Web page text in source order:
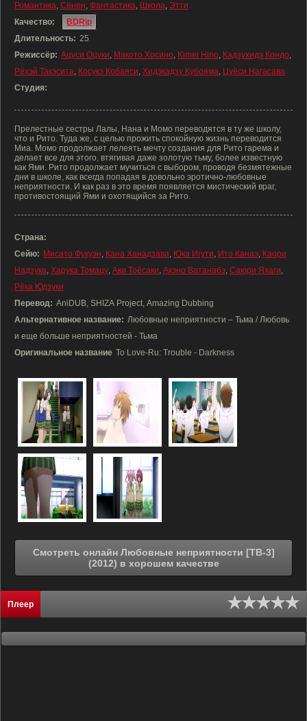
Романтика, Сёнен, Фантастика, Школа, Этти
Качество:
BDRip
Длительность: 25
Режиссёр: Ацуси Оцуки, Макото Хосино, Kimei Hino, Кадзухидэ Кондо,
Рёхэй Такэсита, Косукэ Кобаяси, Хидэкадзу Кубояма, Цуёси Нагасава
Студия:
Прелестные сестры Лалы, Нана и Момо переводятся в ту же школу,
что и Рито. Туда же, с целью прожить спокойную жизнь переводится
Миа. Момо продолжает лелеять мечту создания для Рито гарема и
делает все для этого, втягивая даже золотую тьму, более известную
как Ями. Рито продолжает мучиться с выбором, проводя безмятежные
дни в школе, как всегда попадая в довольно эротично-любовные
неприятности. И как раз в это время появляется мистический враг,
противостоящий Ями и охотящийся за Рито.
Страна:
Сейю: Мисато Фукуэн, Кана Ханадзава, Юка Игути, Ито Канаэ, Каори
Надзука, Харука Томацу, Аки Тоёсаки, Акэно Ватанабэ, Саюри Яхаги,
Рёка Юдзуки
Перевод: AniDUB, SHIZA Project, Amazing Dubbing
Альтернативное название: Любовные неприятности – Тьма / Любовь
и еще больше неприятностей - Тьма
Оригинальное название To Love-Ru: Trouble - Darkness
Смотреть онлайн Любовные неприятности [ТВ-3]
(2012) в хорошем качестве
Плеер